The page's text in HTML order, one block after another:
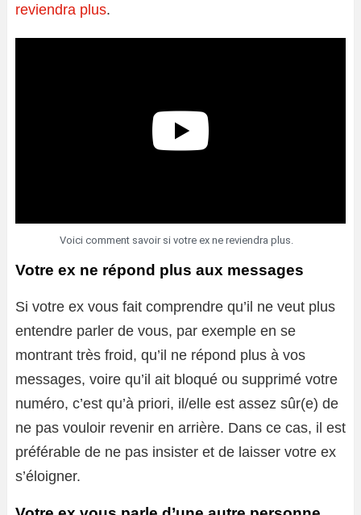
reviendra plus.
Voici comment savoir si votre ex ne reviendra plus.
Votre ex ne répond plus aux messages
Si votre ex vous fait comprendre qu’il ne veut plus
entendre parler de vous, par exemple en se
montrant très froid, qu’il ne répond plus à vos
messages, voire qu’il ait bloqué ou supprimé votre
numéro, c’est qu’à priori, il/elle est assez sûr(e) de
ne pas vouloir revenir en arrière. Dans ce cas, il est
préférable de ne pas insister et de laisser votre ex
s’éloigner.